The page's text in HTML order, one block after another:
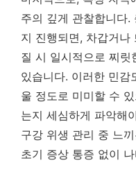
주의 깊게 관찰합니다
지 진행되면, 차갑거나
질 시 일시적으로 찌
있습니다. 이러한 민감
울 정도로 미미할 수
는지 세심하게 파악해
구강 위생 관리 중 느
초기 증상 통증 없이